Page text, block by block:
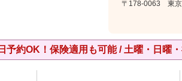
〒178-0063 東京
予約OK！保険適用も可能 / 土曜・日曜